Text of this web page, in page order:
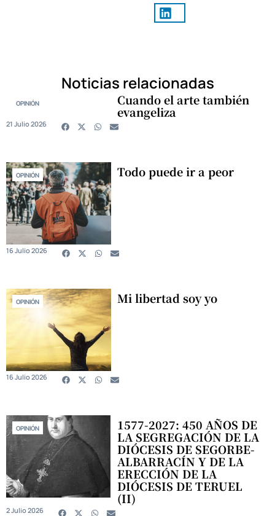
Noticias relacionadas
OPINIÓN Cuando el arte también
evangeliza
21 Julio 2026
OPINIÓN Todo puede ir a peor
16 Julio 2026
OPINIÓN Mi libertad soy yo
16 Julio 2026
OPINIÓN 1577-2027: 450 AÑOS DE
LA SEGREGACIÓN DE LA
DIÓCESIS DE SEGORBE-
ALBARRACÍN Y DE LA
ERECCIÓN DE LA
DIÓCESIS DE TERUEL
(II)
2 Julio 2026